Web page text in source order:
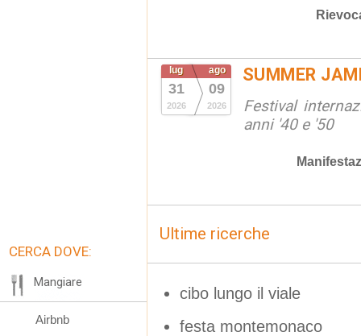
lug
31
2026
ago
09
2026
SUMMER
Festival
anni '40 e '50
Ultime ricerche
cibo lungo il viale
festa montemonaco
CERCA DOVE:
Mangiare
Airbnb